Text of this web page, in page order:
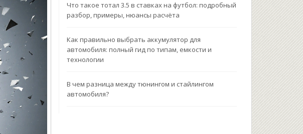
Что такое тотал 3.5 в ставках на футбол: подробный
разбор, примеры, нюансы расчёта
Как правильно выбрать аккумулятор для
автомобиля: полный гид по типам, емкости и
технологии
В чем разница между тюнингом и стайлингом
автомобиля?